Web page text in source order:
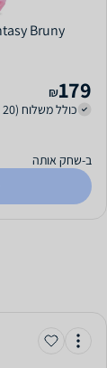
Bruny
179
₪
כולל משלוח (20 ₪)
ב-שחק אותה